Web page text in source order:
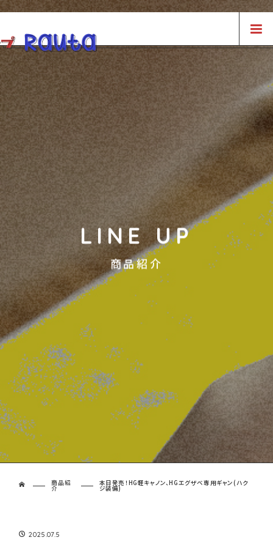
LINE UP
商品紹介
ホーム 商品紹
介
本日発売！HG軽キャノン、HGエグザベ専用ギャン(ハク
ジ装備)
2025.07.5